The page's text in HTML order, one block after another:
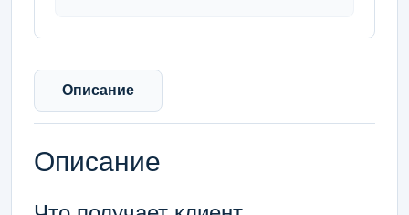
Описание
Описание